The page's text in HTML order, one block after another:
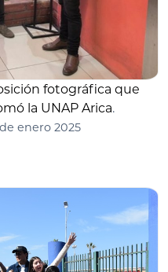
fotográfica que
la UNAP Arica.
enero 2025